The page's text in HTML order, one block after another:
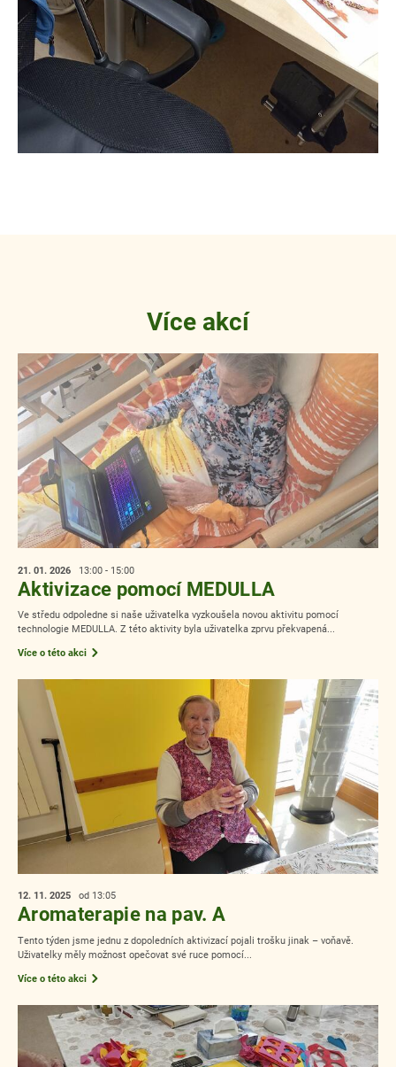
Více akcí
21. 01. 2026 13:00 - 15:00
Aktivizace pomocí MEDULLA
Ve středu odpoledne si naše uživatelka vyzkoušela novou aktivitu pomocí
technologie MEDULLA. Z této aktivity byla uživatelka zprvu překvapená...
Více o této akci
12. 11. 2025 od 13:05
Aromaterapie na pav. A
Tento týden jsme jednu z dopoledních aktivizací pojali trošku jinak – voňavě.
Uživatelky měly možnost opečovat své ruce pomocí...
Více o této akci